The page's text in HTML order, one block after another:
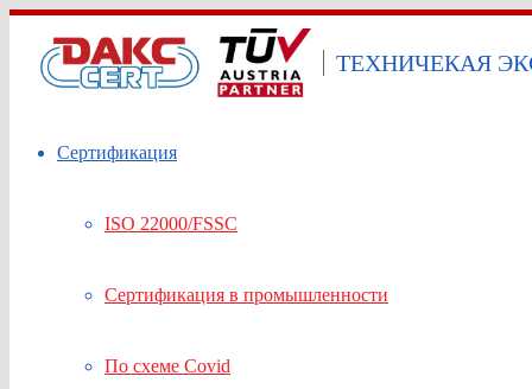
ТЕХНИЧЕКАЯ
Сертификация
ISO 22000/FSSC
Сертификация в промышленности
По схеме Covid